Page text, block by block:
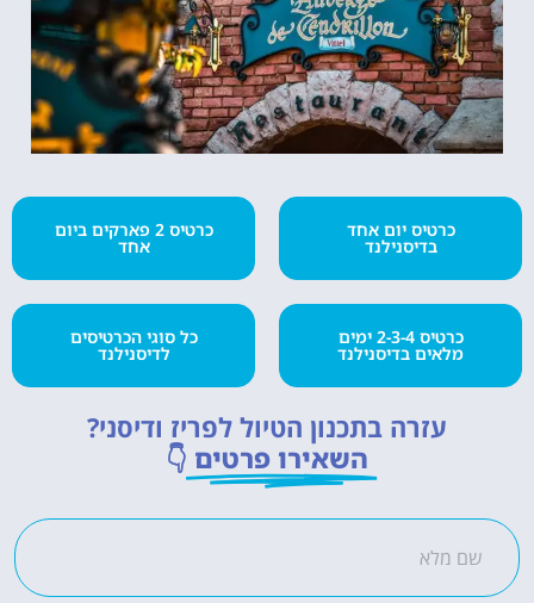
כרטיס יום אחד
בדיסנילנד
כרטיס 2-3-4 ימים
מלאים בדיסנילנד
כרטיס 2 פארקים ביום
אחד
כל סוגי הכרטיסים
לדיסנילנד
עזרה בתכנון הטיול לפריז ודיסני?
השאירו פרטים 👇